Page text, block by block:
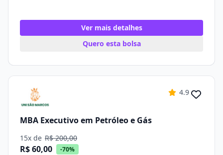
Ver mais detalhes
Quero esta bolsa
4.9
MBA Executivo em Petróleo e Gás
15x de R$ 200,00
R$ 60,00 -70%